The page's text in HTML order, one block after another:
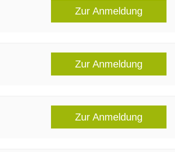
Zur Anmeldung
Zur Anmeldung
Zur Anmeldung